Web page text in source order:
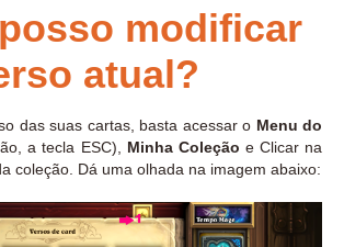
modificar
atual?
das suas cartas, basta acessar o Menu do
a tecla ESC), Minha Coleção e Clicar na
coleção. Dá uma olhada na imagem abaixo: